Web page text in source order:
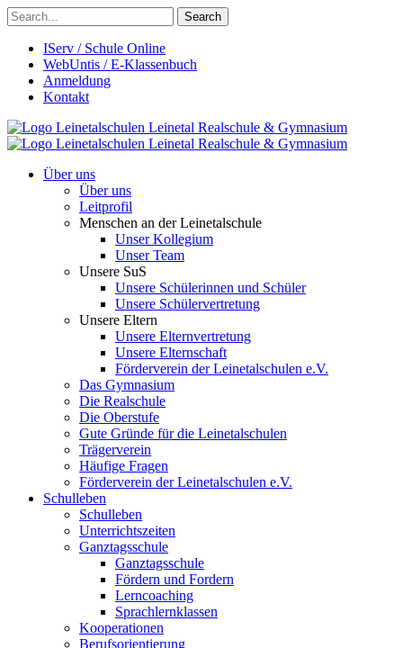
Search
IServ / Schule Online
WebUntis / E-Klassenbuch
Anmeldung
Kontakt
Leinetalschulen Leinetal Realschule & Gymnasium
Leinetalschulen Leinetal Realschule & Gymnasium
Über uns
Über uns
Leitprofil
Menschen an der Leinetalschule
Unser Kollegium
Unser Team
Unsere SuS
Unsere Schülerinnen und Schüler
Unsere Schülervertretung
Unsere Eltern
Unsere Elternvertretung
Unsere Elternschaft
Förderverein der Leinetalschulen e.V.
Das Gymnasium
Die Realschule
Die Oberstufe
Gute Gründe für die Leinetalschulen
Trägerverein
Häufige Fragen
Förderverein der Leinetalschulen e.V.
Schulleben
Schulleben
Unterrichtszeiten
Ganztagsschule
Ganztagsschule
Fördern und Fordern
Lerncoaching
Sprachlernklassen
Kooperationen
Berufsorientierung